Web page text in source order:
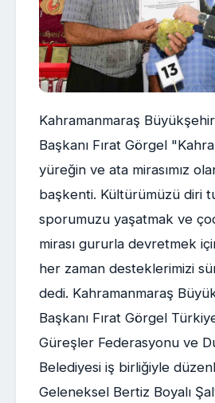
Kahramanmaraş
Başkanı Fırat Görgel
yüreğin ve ata mirasımız
başkenti. Kültürümüzü diri
sporumuzu yaşatmak ve
mirası gururla devretmek
her zaman desteklerimizi
dedi. Kahramanmaraş
Başkanı Fırat Görgel
Güreşler Federasyonu ve
Belediyesi iş birliğiyle
Geleneksel Bertiz Boyalı